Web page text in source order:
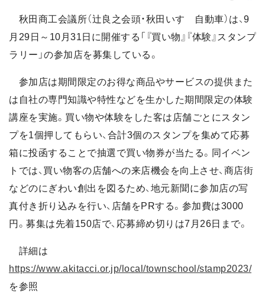
秋田商工会議所（辻良之会頭・秋田いすゞ自動車）は、9
月29日～10月31日に開催する「『買い物』『体験』スタンプ
ラリー」の参加店を募集している。
参加店は期間限定のお得な商品やサービスの提供また
は自社の専門知識や特性などを生かした期間限定の体験
講座を実施。買い物や体験をした客は店舗ごとにスタン
プを1個押してもらい、合計3個のスタンプを集めて応募
箱に投函することで抽選で買い物券が当たる。同イベン
トでは、買い物客の店舗への来店機会を向上させ、商店街
などのにぎわい創出を図るため、地元新聞に参加店の写
真付き折り込みを行い、店舗をPRする。参加費は3000
円。募集は先着150店で、応募締め切りは7月26日まで。
詳細は
https://www.akitacci.or.jp/local/townschool/stamp2023/
を参照